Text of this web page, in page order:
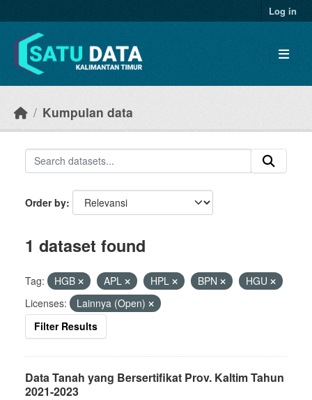
Log in
Kumpulan data
Order by
1 dataset found
Tag: HGB APL HPL BPN
HGU
Licenses:
Lainnya (Open)
Filter Results
Data Tanah yang Bersertifikat Prov. Kaltim Tahun
2021-2023